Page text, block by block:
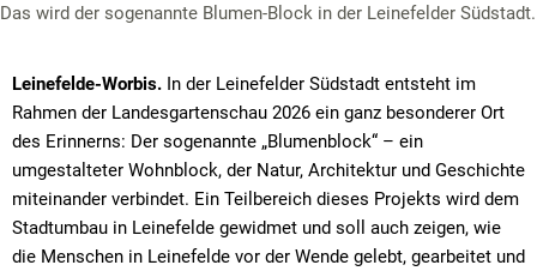
Das wird der sogenannte Blumen-Block in der Leinefelder Südstadt.
Leinefelde-Worbis. In der Leinefelder Südstadt entsteht im
Rahmen der Landesgartenschau 2026 ein ganz besonderer Ort
des Erinnerns: Der sogenannte „Blumenblock“ – ein
umgestalteter Wohnblock, der Natur, Architektur und Geschichte
miteinander verbindet. Ein Teilbereich dieses Projekts wird dem
Stadtumbau in Leinefelde gewidmet und soll auch zeigen, wie
die Menschen in Leinefelde vor der Wende gelebt, gearbeitet und